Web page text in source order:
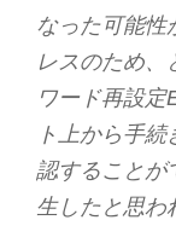
なった可能性
レスのため、
ワード再設
ト上から手
認することが
生したと思わ